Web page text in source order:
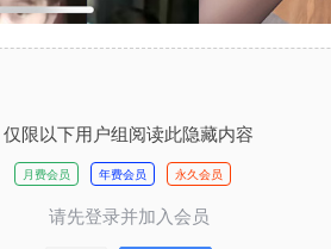
仅限以下用户组阅读此隐藏内容
月费会员 年费会员 永久会员
请先登录并加入会员